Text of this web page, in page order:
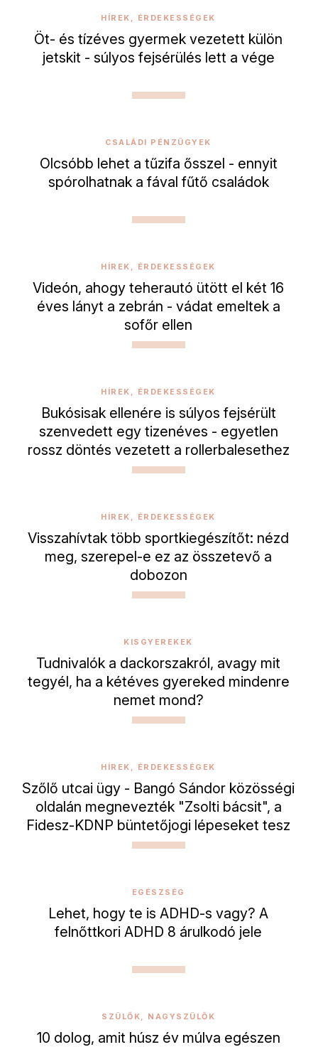
HÍREK, ÉRDEKESSÉGEK
Öt- és tízéves gyermek vezetett külön
jetskit - súlyos fejsérülés lett a vége
CSALÁDI PÉNZÜGYEK
Olcsóbb lehet a tűzifa ősszel - ennyit
spórolhatnak a fával fűtő családok
HÍREK, ÉRDEKESSÉGEK
Videón, ahogy teherautó ütött el két 16
éves lányt a zebrán - vádat emeltek a
sofőr ellen
HÍREK, ÉRDEKESSÉGEK
Bukósisak ellenére is súlyos fejsérült
szenvedett egy tizenéves - egyetlen
rossz döntés vezetett a rollerbalesethez
HÍREK, ÉRDEKESSÉGEK
Visszahívtak több sportkiegészítőt: nézd
meg, szerepel-e ez az összetevő a
dobozon
KISGYEREKEK
Tudnivalók a dackorszakról, avagy mit
tegyél, ha a kétéves gyereked mindenre
nemet mond?
HÍREK, ÉRDEKESSÉGEK
Szőlő utcai ügy - Bangó Sándor közösségi
oldalán megnevezték "Zsolti bácsit", a
Fidesz-KDNP büntetőjogi lépeseket tesz
EGÉSZSÉG
Lehet, hogy te is ADHD-s vagy? A
felnőttkori ADHD 8 árulkodó jele
SZÜLŐK, NAGYSZÜLŐK
10 dolog, amit húsz év múlva egészen